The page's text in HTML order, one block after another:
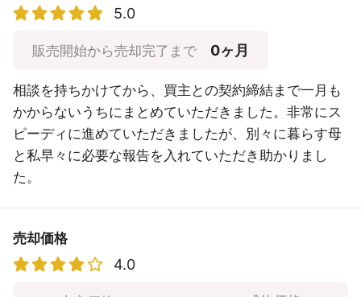
5.0
販売開始から売却完了まで 0ヶ月
相談を持ちかけてから、買主との契約締結まで一月も
かからないうちにまとめていただきました。非常にス
ピーディに進めていただきましたが、別々に暮らす母
と私早々に必要な報告を入れていただき助かりまし
た。
売却価格
4.0